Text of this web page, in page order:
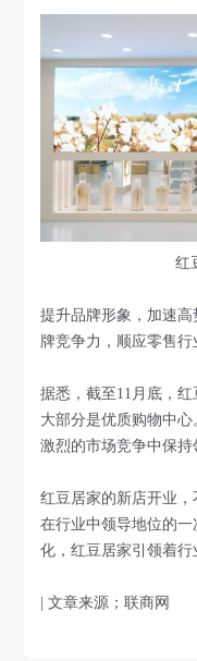
红
提升品牌形象，加速
牌竞争力，顺应零售行
据悉，截至11月底，
大部分是优质购物中
激烈的市场竞争中保持
红豆居家的新店开业
在行业中领导地位的
化，红豆居家引领着行
| 文章来源；联商网